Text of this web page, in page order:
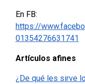
En FB:
https://
01354276631741
Artículos afines
¿De qué les sirve